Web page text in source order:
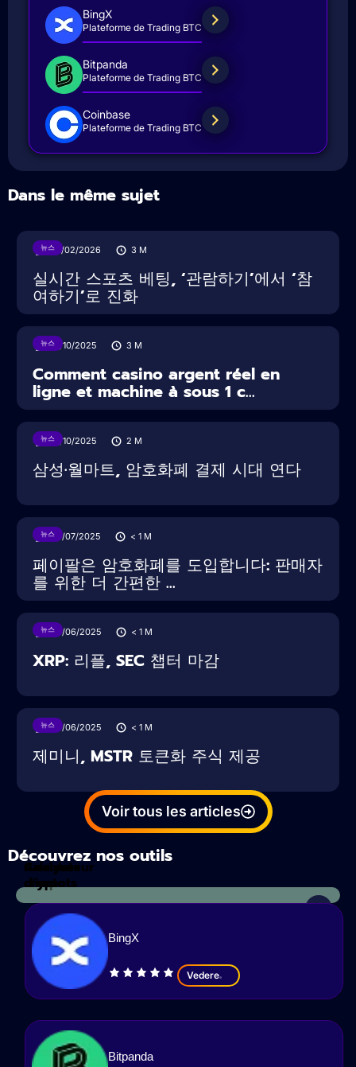
BingX
Plateforme de Trading BTC
Bitpanda
Plateforme de Trading BTC
Coinbase
Plateforme de Trading BTC
Dans le même sujet
뉴스05/02/2026 3 M
실시간 스포츠 베팅, ‘관람하기’에서 ‘참
여하기’로 진화
뉴스16/10/2025 3 M
Comment casino argent réel en
ligne et machine à sous 1 c...
뉴스16/10/2025 2 M
삼성·월마트, 암호화폐 결제 시대 연다
뉴스30/07/2025 < 1 M
페이팔은 암호화폐를 도입합니다: 판매자
를 위한 더 간편한 ...
뉴스28/06/2025 < 1 M
XRP: 리플, SEC 챕터 마감
뉴스28/06/2025 < 1 M
제미니, MSTR 토큰화 주식 제공
Voir tous les articles
Découvrez nos outils
Calculateur
d'impots
Analyses
crypto
BingX
Vedere
Bitpanda